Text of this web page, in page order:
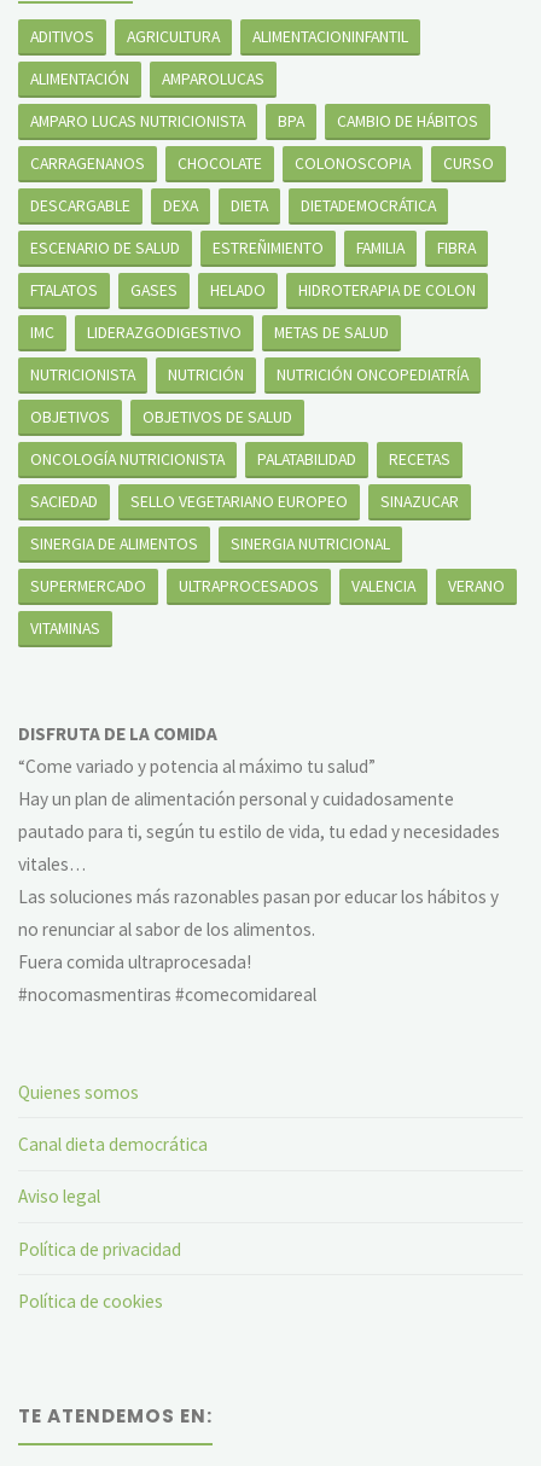
ADITIVOS AGRICULTURA
ALIMENTACIONINFANTIL
ALIMENTACIÓN
AMPAROLUCAS
AMPARO LUCAS NUTRICIONISTA
BPA
CAMBIO DE HÁBITOS
CARRAGENANOS
CHOCOLATE COLONOSCOPIA
CURSO
DESCARGABLE
DEXA DIETA
DIETADEMOCRÁTICA
ESCENARIO DE SALUD
ESTREÑIMIENTO FAMILIA
FIBRA
FTALATOS
GASES HELADO
HIDROTERAPIA DE COLON
IMC
LIDERAZGODIGESTIVO
METAS DE SALUD
NUTRICIONISTA
NUTRICIÓN
NUTRICIÓN ONCOPEDIATRÍA
OBJETIVOS
OBJETIVOS DE SALUD
ONCOLOGÍA NUTRICIONISTA
PALATABILIDAD
RECETAS
SACIEDAD
SELLO VEGETARIANO EUROPEO
SINAZUCAR
SINERGIA DE ALIMENTOS
SINERGIA NUTRICIONAL
SUPERMERCADO
ULTRAPROCESADOS VALENCIA
VERANO
VITAMINAS
DISFRUTA DE LA COMIDA
“Come variado y potencia al máximo tu salud”
Hay un plan de alimentación personal y cuidadosamente
pautado para ti, según tu estilo de vida, tu edad y necesidades
vitales…
Las soluciones más razonables pasan por educar los hábitos y
no renunciar al sabor de los alimentos.
Fuera comida ultraprocesada!
#nocomasmentiras #comecomidareal
Quienes somos
Canal dieta democrática
Aviso legal
Política de privacidad
Política de cookies
TE ATENDEMOS EN: